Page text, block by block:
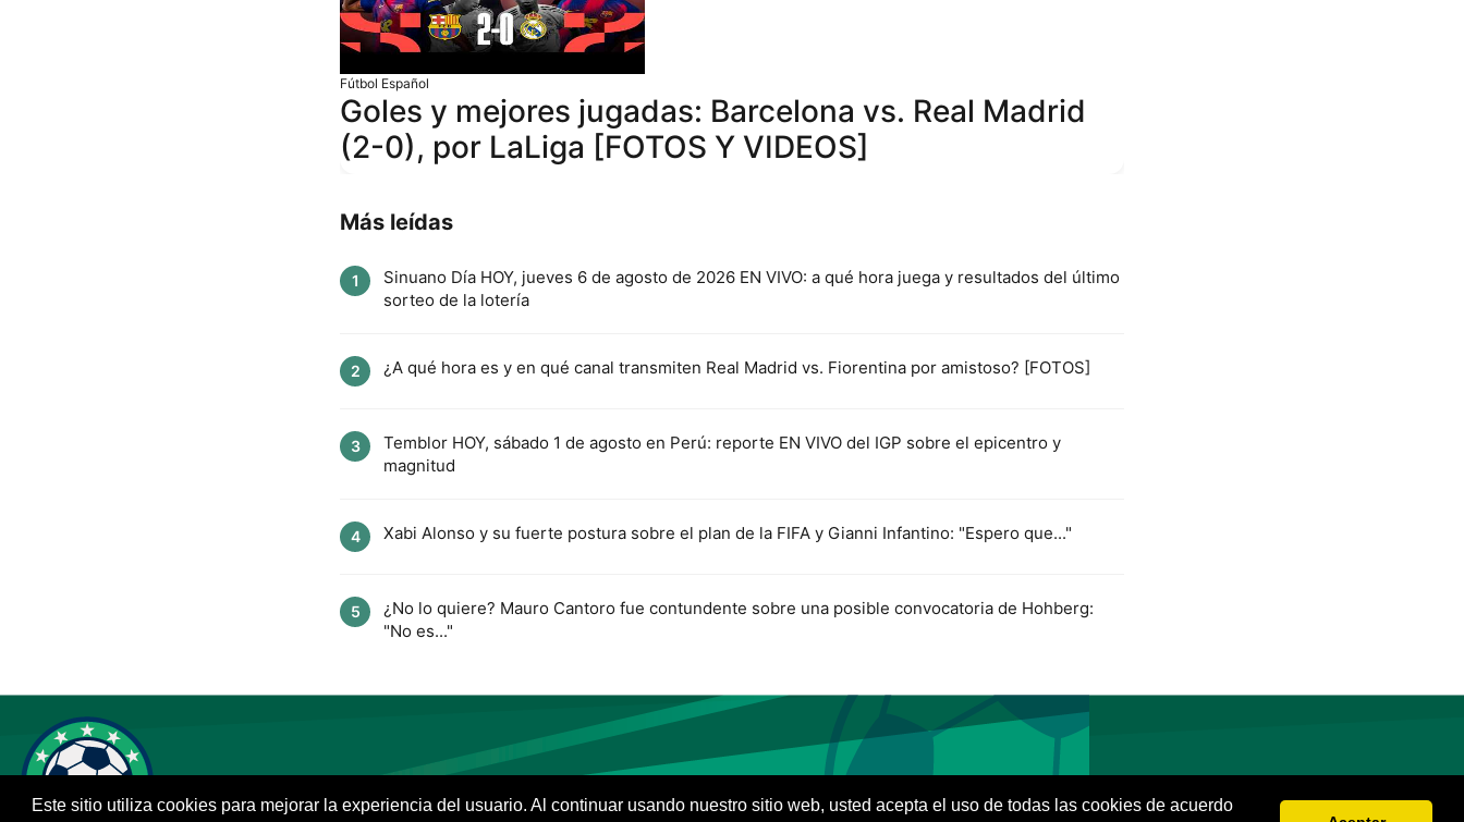
Este sitio utiliza cookies para mejorar la experiencia del usuario. Al continuar usando nuestro sitio web, usted acepta el uso de todas las cookies de acuerdo
Fútbol Español
Goles y mejores jugadas: Barcelona vs. Real Madrid
(2-0), por LaLiga [FOTOS Y VIDEOS]
Más leídas
1
Sinuano Día HOY, jueves 6 de agosto de 2026 EN VIVO: a qué hora juega y resultados del último
sorteo de la lotería
2 ¿A qué hora es y en qué canal transmiten Real Madrid vs. Fiorentina por amistoso? [FOTOS]
3
Temblor HOY, sábado 1 de agosto en Perú: reporte EN VIVO del IGP sobre el epicentro y
magnitud
4 Xabi Alonso y su fuerte postura sobre el plan de la FIFA y Gianni Infantino: "Espero que..."
5
¿No lo quiere? Mauro Cantoro fue contundente sobre una posible convocatoria de Hohberg:
"No es..."
VIVES.FUTBOL | Tu buscador de Fútbol